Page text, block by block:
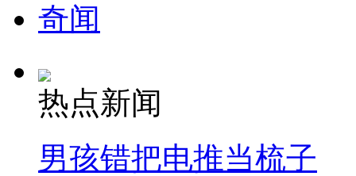
奇闻
热点新闻
男孩错把电推当梳子